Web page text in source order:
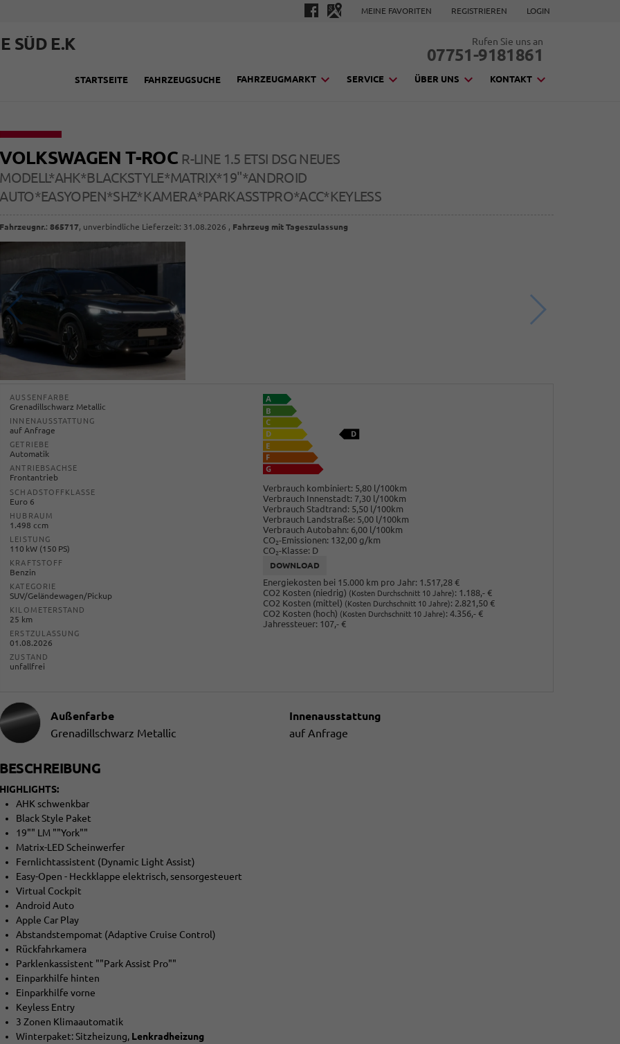
MEINE FAVORITEN REGISTRIEREN LOGIN
SÜD E.K Rufen Sie uns an
07751-9181861
STARTSEITE FAHRZEUGSUCHE FAHRZEUGMARKT SERVICE ÜBER UNS KONTAKT
VOLKSWAGEN T-ROC R-LINE 1.5 ETSI DSG NEUES
MODELL*AHK*BLACKSTYLE*MATRIX*19"*ANDROID
AUTO*EASYOPEN*SHZ*KAMERA*PARKASSTPRO*ACC*KEYLESS
Fahrzeugnr.:865717, unverbindliche Lieferzeit: 31.08.2026 , Fahrzeug mit Tageszulassung
AUSSENFARBE
Grenadillschwarz Metallic
INNENAUSSTATTUNG
auf Anfrage
GETRIEBE
Automatik
ANTRIEBSACHSE
Frontantrieb
SCHADSTOFFKLASSE
Euro 6
HUBRAUM
1.498 ccm
LEISTUNG
110 kW (150 PS)
KRAFTSTOFF
Benzin
KATEGORIE
SUV/Geländewagen/Pickup
KILOMETERSTAND
25 km
ERSTZULASSUNG
01.08.2026
ZUSTAND
unfallfrei
Verbrauch kombiniert: 5,80 l/100km
Verbrauch Innenstadt: 7,30 l/100km
Verbrauch Stadtrand: 5,50 l/100km
Verbrauch Landstraße: 5,00 l/100km
Verbrauch Autobahn: 6,00 l/100km
CO2-Emissionen: 132,00 g/km
CO2-Klasse: D
DOWNLOAD
Energiekosten bei 15.000 km pro Jahr: 1.517,28 €
CO2 Kosten (niedrig) (Kosten Durchschnitt 10 Jahre): 1.188,- €
CO2 Kosten (mittel) (Kosten Durchschnitt 10 Jahre): 2.821,50 €
CO2 Kosten (hoch) (Kosten Durchschnitt 10 Jahre): 4.356,- €
Jahressteuer: 107,- €
Außenfarbe
Grenadillschwarz Metallic
Innenausstattung
auf Anfrage
BESCHREIBUNG
HIGHLIGHTS:
AHK schwenkbar
Black Style Paket
19"" LM ""York""
Matrix-LED Scheinwerfer
Fernlichtassistent (Dynamic Light Assist)
Easy-Open - Heckklappe elektrisch, sensorgesteuert
Virtual Cockpit
Android Auto
Apple Car Play
Abstandstempomat (Adaptive Cruise Control)
Rückfahrkamera
Parklenkassistent ""Park Assist Pro""
Einparkhilfe hinten
Einparkhilfe vorne
Keyless Entry
3 Zonen Klimaautomatik
Winterpaket: Sitzheizung, Lenkradheizung